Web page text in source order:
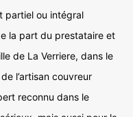
partiel ou intégral
la part du prestataire et
de La Verriere, dans le
l’artisan couvreur
reconnu dans le